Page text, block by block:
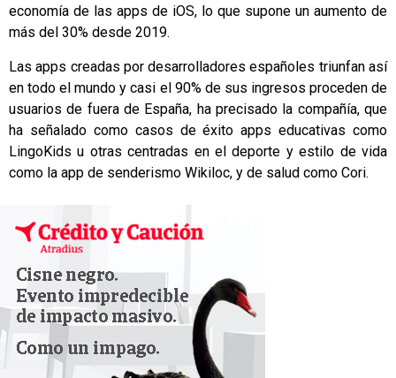
economía de las apps de iOS, lo que supone un aumento de
más del 30% desde 2019.
Las apps creadas por desarrolladores españoles triunfan así
en todo el mundo y casi el 90% de sus ingresos proceden de
usuarios de fuera de España, ha precisado la compañía, que
ha señalado como casos de éxito apps educativas como
LingoKids u otras centradas en el deporte y estilo de vida
como la app de senderismo Wikiloc, y de salud como Cori.